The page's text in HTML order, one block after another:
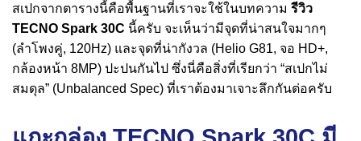
สเปกจากตารางนี้คือพื้นฐานที่เราจะใช้ในบทความ รีวิว
TECNO Spark 30C นี้ครับ จะเห็นว่ามีจุดที่น่าสนใจมากๆ
(ลำโพงคู่, 120Hz) และจุดที่น่ากังวล (Helio G81, จอ HD+,
กล้องหน้า 8MP) ปะปนกันไป ซึ่งนี่คือสิ่งที่เรียกว่า “สเปกไม่
สมดุล” (Unbalanced Spec) ที่เราต้องมาเจาะลึกกันต่อครับ